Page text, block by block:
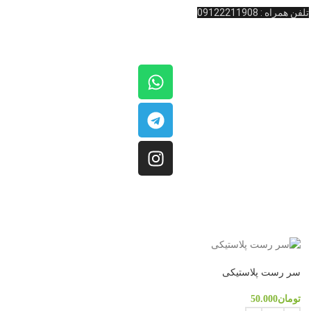
تلفن همراه : 09122211908
سر رست پلاستیکی
تومان50.000